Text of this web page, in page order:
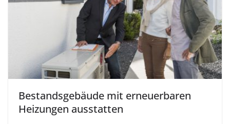
Bestandsgebäude mit erneuerbaren
Heizungen ausstatten